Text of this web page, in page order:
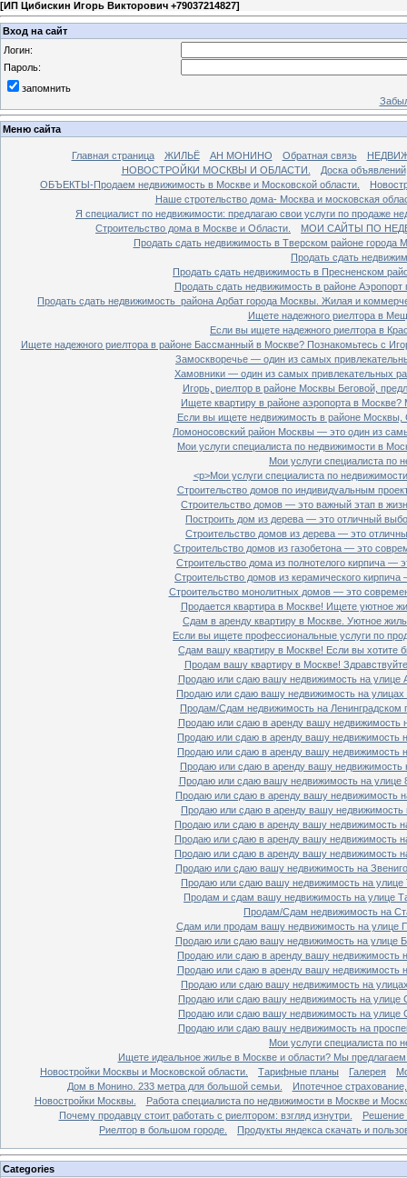
[ИП Цибискин Игорь Викторович +79037214827]
Вход на сайт
Логин:
Пароль:
запомнить
Меню сайта
Главная страница ЖИЛЬЁ АН МОНИНО Обратная связь
НОВОСТРОЙКИ МОСКВЫ И ОБЛАСТИ.
Доска объявлений
ОБЪЕКТЫ-Продаем недвижимость в Москве и Московской области.
Наше стротельство дома- Москва и московская
Я специалист по недвижимости: предлагаю свои услуги по продаже
Строительство дома в Москве и Области.
МОИ САЙТЫ ПО
Продать сдать недвижимость в Тверском районе города
Продать сдать
Продать сдать недвижимость в Пресненском
Продать сдать недвижимость в районе
Продать сдать недвижимость района Арбат города Москвы. Жилая и
Ищете надежного риелтора в
Если вы ищете надежного риелтора в
Ищете надежного риелтора в районе Бассманный в Москве? Познакомьтесь с
Замоскворечье — один из самых
Хамовники — один из самых привлекательных
Игорь, риелтор в районе Москвы Беговой,
Ищете квартиру в районе аэропорта в
Если вы ищете недвижимость в районе Москвы,
Ломоносовский район Москвы — это один из
Мои услуги специалиста по недвижимости в
Мои услуги специалиста по
<p>Мои услуги специалиста по
Строительство домов по индивидуальным
Строительство домов — это важный этап в
Построить дом из дерева — это отличный
Строительство домов из дерева — это
Строительство домов из газобетона — это
Строительство дома из полнотелого кирпича —
Строительство домов из керамического
Строительство монолитных домов — это
Продается квартира в Москве! Ищете уютное
Сдам в аренду квартиру в Москве. Уютное
Если вы ищете профессиональные услуги по
Сдам вашу квартиру в Москве! Если вы хотите
Продам вашу квартиру в Москве!
Продаю или сдаю вашу недвижимость на улице
Продаю или сдаю вашу недвижимость на
Продам/Сдам недвижимость на Ленинградском
Продаю или сдаю в аренду вашу недвижимость
Продаю или сдаю в аренду вашу недвижимость
Продаю или сдаю в аренду вашу недвижимость
Продаю или сдаю в аренду вашу недвижимость
Продаю или сдаю вашу недвижимость на улице
Продаю или сдаю в аренду вашу недвижимость
Продаю или сдаю в аренду вашу недвижимость
Продаю или сдаю в аренду вашу недвижимость
Продаю или сдаю в аренду вашу недвижимость
Продаю или сдаю в аренду вашу недвижимость
Продаю или сдаю вашу недвижимость на
Продаю или сдаю вашу недвижимость на улице
Продам и сдам вашу недвижимость на улице
Продам/Сдам недвижимость на
Сдам или продам вашу недвижимость на улице
Продаю или сдаю вашу недвижимость на улице
Продаю или сдаю в аренду вашу недвижимость
Продаю или сдаю в аренду вашу недвижимость
Продаю или сдаю вашу недвижимость на
Продаю или сдаю вашу недвижимость на улице
Продаю или сдаю вашу недвижимость на улице
Продаю или сдаю вашу недвижимость на
Мои услуги специалиста по
Ищете идеальное жилье в Москве и области? Мы
Новостройки Москвы и Московской области.
Тарифные планы Галерея
Дом в Монино. 233 метра для большой семьи.
Ипотечное
Новостройки Москвы.
Работа специалиста по недвижимости в Москве и
Почему продавцу стоит работать с риелтором: взгляд изнутри.
Решение
Риелтор в большом городе.
Продукты яндекса скачать и
Categories